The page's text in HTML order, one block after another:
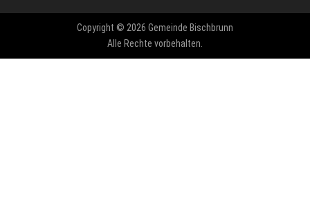
Copyright © 2026 Gemeinde Bischbrunn
Alle Rechte vorbehalten.